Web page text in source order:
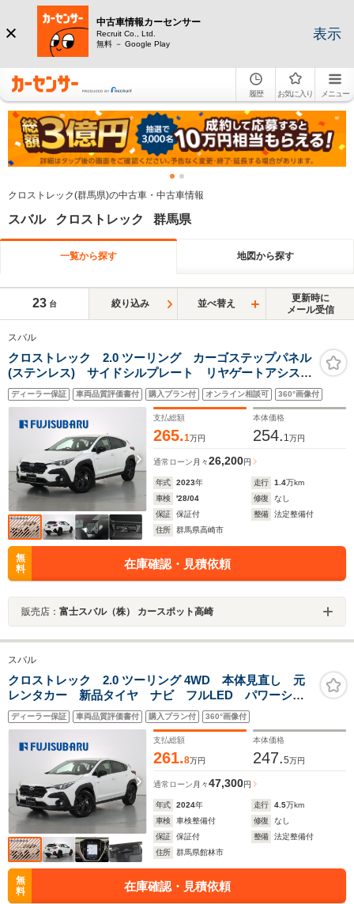
中古車情報カーセンサー
Recruit Co., Ltd.
無料 － Google Play
表示
履歴 お気に入り メニュー
クロストレック(群馬県)の中古車・中古車情報
スバル クロストレック 群馬県
一覧から探す 地図から探す
23 台 絞り込み 並べ替え
更新時に
メール受信
スバル
クロストレック 2.0 ツーリング カーゴステップパネル
(ステンレス) サイドシルプレート リヤゲートアシス
ト テレビコントロールスイッチ オートライト ワン
オーナー 17インチアルミホイール シートヒーター
パワーシート ETC2.0
ディーラー保証 車両品質評価書付 購入プラン付 オンライン相談可 360°画像付
支払総額
265.1万円
本体価格
254. 1万円
通常ローン 月々26,200円
年式 2023年 走行 1.4万km
車検
'28/04 修復
なし
保証
保証付 整備
法定整備付
住所
群馬県高崎市
無
料
在庫確認・見積依頼
販売店： 富士スバル（株） カースポット高崎
スバル
クロストレック 2.0 ツーリング 4WD 本体見直し 元
レンタカー 新品タイヤ ナビ フルLED パワーシー
ト ステアリングヒーター シートヒーター デジタル
マルチビューモニター ETC 11.6インチディスプレイ
アダプティブドライビングビーム
ディーラー保証 車両品質評価書付 購入プラン付 360°画像付
支払総額
261.8万円
本体価格
247.5万円
通常ローン 月々47,300円
年式 2024年 走行 4.5万km
車検
車検整備付 修復
なし
保証
保証付 整備
法定整備付
住所
群馬県館林市
無
料
在庫確認・見積依頼